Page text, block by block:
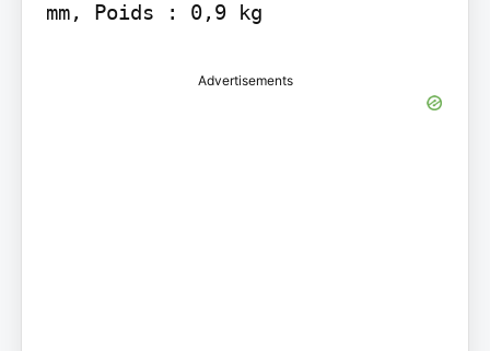
mm, Poids : 0,9 kg
Advertisements